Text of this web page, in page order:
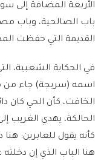
الأربعة المضافة إلى
باب الصالحية، وباب
القديمة التي حفظت
في الحكاية الشعبية،
اسمه (سريجة) جاء من
الخافت، كأن الحي كان
الحالكة، يهدي الغريب
كأنه يقول للعابرين:
هنا الباب الذي إن